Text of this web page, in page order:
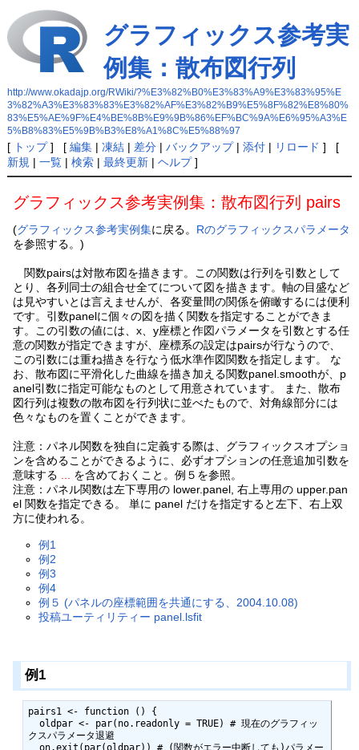
グラフィックス参考実
例集：散布図行列
http://www.okadajp.org/RWiki/?%E3%82%B0%E3%83%A9%E3%83%95%E
3%82%A3%E3%83%83%E3%82%AF%E3%82%B9%E5%8F%82%E8%80%
83%E5%AE%9F%E4%BE%8B%E9%9B%86%EF%BC%9A%E6%95%A3%E
5%B8%83%E5%9B%B3%E8%A1%8C%E5%88%97
[ トップ] [ 編集| 凍結| 差分| バックアップ| 添付| リロード ] [
新規 | 一覧| 検索| 最終更新| ヘルプ]
グラフィックス参考実例集：散布図行列 pairs
(グラフィックス参考実例集に戻る。 Rのグラフィックスパラメータ
を参照する。)
関数pairsは対散布図を描きます。この関数は行列を引数として
とり、各列同士の組合せ全てについて図を描きます。軸の目盛など
は見やすいとは言えませんが、各変量間の関係を俯瞰するには便利
です。引数panelに個々の図を描く関数を指定することができま
す。この引数の値には、x、y座標と作図パラメータを引数とする任
意の関数が指定できますが、座標系の設定はpairsが行なうので、
この引数には重ね描きを行なう低水準作図関数を指定します。 な
お、散布図に平滑化した曲線を描き加える関数panel.smoothが、p
anel引数に指定可能なものとして用意されています。 また、散布
図行列は複数の散布図を行列状に並べたもので、対角線部分には
色々なものを置くことができます。
注意：パネル関数を独自に定義する際は、グラフィックスオプショ
ンを含めることができるように、必ずオプションの任意追加引数を
意味する
を含めておくこと。例５を参照。
注意：パネル関数は左下専用の lower.panel, 右上専用の upper.pan
el 関数を指定できる。 単に panel だけを指定すると左下、右上双
方に使われる。
例1
例2
例3
例4
例５ (パネルの座標範囲を共通にする、2004.10.08)
投稿ユーティリティー panel.lsfit
例1
pairs1 <- function () {
クスパラメータ退避